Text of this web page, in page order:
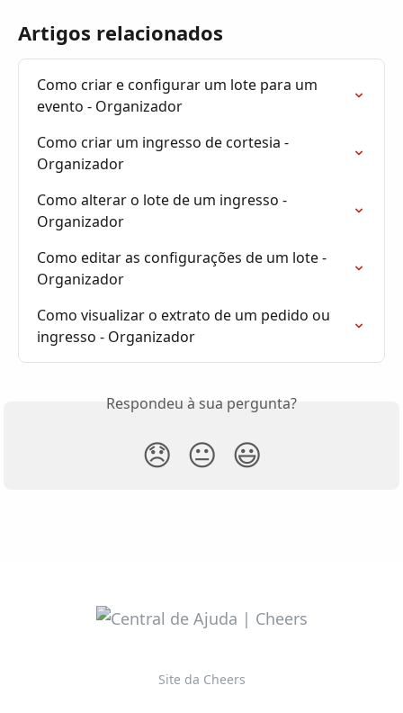
Artigos relacionados
Como criar e configurar um lote para um
evento - Organizador
Como criar um ingresso de cortesia -
Organizador
Como alterar o lote de um ingresso -
Organizador
Como editar as configurações de um lote -
Organizador
Como visualizar o extrato de um pedido ou
ingresso - Organizador
Respondeu à sua pergunta?
😞 😐 😃
Site da Cheers